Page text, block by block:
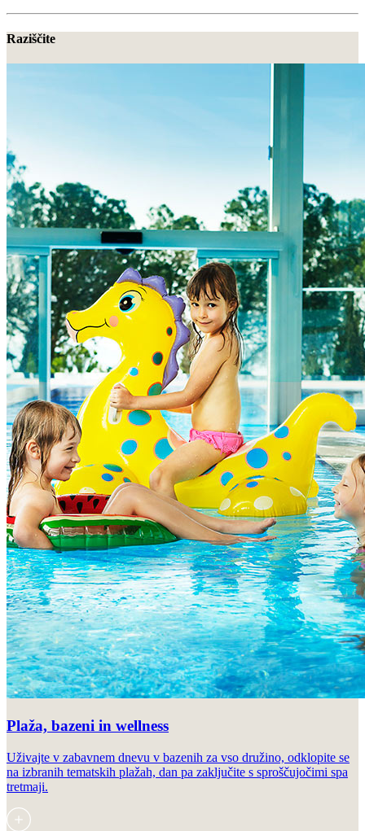
Raziščite
Plaža, bazeni in wellness
Uživajte v zabavnem dnevu v bazenih za vso družino, odklopite se
na izbranih tematskih plažah, dan pa zaključite s sproščujočimi spa
tretmaji.